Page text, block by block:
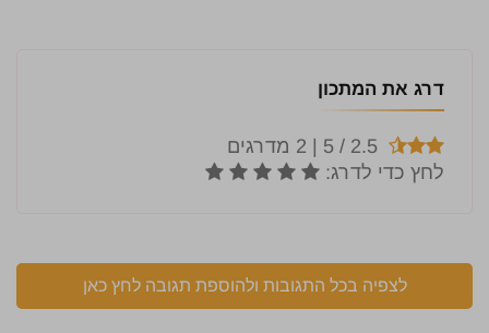
דרג את המתכון
לצפיה בכל התגובות ולהוספת תגובה לחץ כאן